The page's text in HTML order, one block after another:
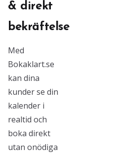
& direkt
bekräftelse
Med
Bokaklart.se
kan dina
kunder se din
kalender i
realtid och
boka direkt
utan onödiga